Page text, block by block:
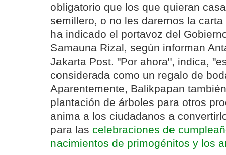
obligatorio que los que quieran
semillero, o no les daremos la
ha indicado el portavoz del
Samauna Rizal, según informan
Jakarta Post. "Por ahora", indica,
considerada como un regalo de
Aparentemente, Balikpapan
plantación de árboles para otros
anima a los ciudadanos a
para las celebraciones de
nacimientos de primogénitos y los